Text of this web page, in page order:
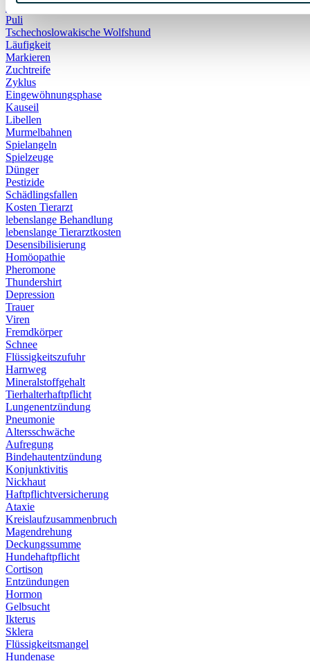
Mastiff
Puli
Tschechoslowakische Wolfshund
Läufigkeit
Markieren
Zuchtreife
Zyklus
Eingewöhnungsphase
Kauseil
Libellen
Murmelbahnen
Spielangeln
Spielzeuge
Dünger
Pestizide
Schädlingsfallen
Kosten Tierarzt
lebenslange Behandlung
lebenslange Tierarztkosten
Desensibilisierung
Homöopathie
Pheromone
Thundershirt
Depression
Trauer
Viren
Fremdkörper
Schnee
Flüssigkeitszufuhr
Harnweg
Mineralstoffgehalt
Tierhalterhaftpflicht
Lungenentzündung
Pneumonie
Altersschwäche
Aufregung
Bindehautentzündung
Konjunktivitis
Nickhaut
Haftpflichtversicherung
Ataxie
Kreislaufzusammenbruch
Magendrehung
Deckungssumme
Hundehaftpflicht
Cortison
Entzündungen
Hormon
Gelbsucht
Ikterus
Sklera
Flüssigkeitsmangel
Hundenase